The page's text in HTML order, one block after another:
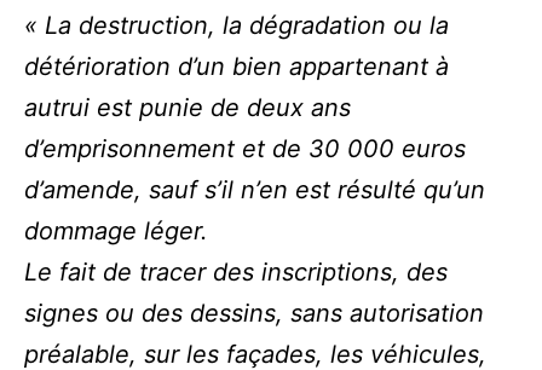
« La destruction, la dégradation ou la
détérioration d’un bien appartenant à
autrui est punie de deux ans
d’emprisonnement et de 30 000 euros
d’amende, sauf s’il n’en est résulté qu’un
dommage léger.
Le fait de tracer des inscriptions, des
signes ou des dessins, sans autorisation
préalable, sur les façades, les véhicules,